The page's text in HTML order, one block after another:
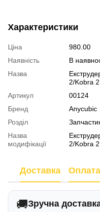
Характеристики
Ціна
980.00
Наявність
В
Назва
2/Kobra
Артикул
00124
Бренд
Anycubic
Розділ
Назва
модифікації
2/Kobra
Доставка Оплата
🚚Зручна